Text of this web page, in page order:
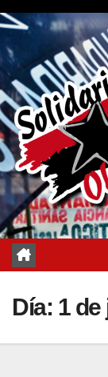
Saltar
contenido
Día: 1 de